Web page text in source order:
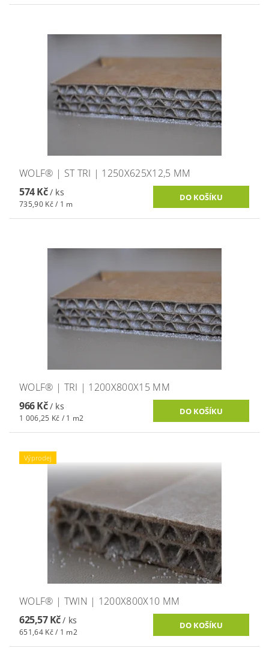
WOLF® | ST TRI | 1250X625X12,5 MM
574 Kč/ ks
735,90 Kč / 1 m
WOLF® | TRI | 1200X800X15 MM
966 Kč/ ks
1 006,25 Kč / 1 m2
Výprodej
WOLF® | TWIN | 1200X800X10 MM
625,57 Kč/ ks
651,64 Kč / 1 m2